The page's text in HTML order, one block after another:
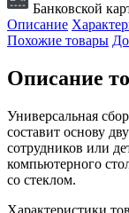
Банковской
Описание
Похожие товары
Описание
Универсальная
составит основу
сотрудников или
компьютерного
со стеклом.
Характеристики